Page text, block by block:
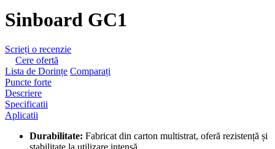
Sinboard GC1
Scrieți o recenzie
Cere ofertă
Lista de Dorințe Comparați
Puncte forte
Descriere
Specificatii
Aplicatii
Durabilitate: Fabricat din carton multistrat, oferă rezistență și